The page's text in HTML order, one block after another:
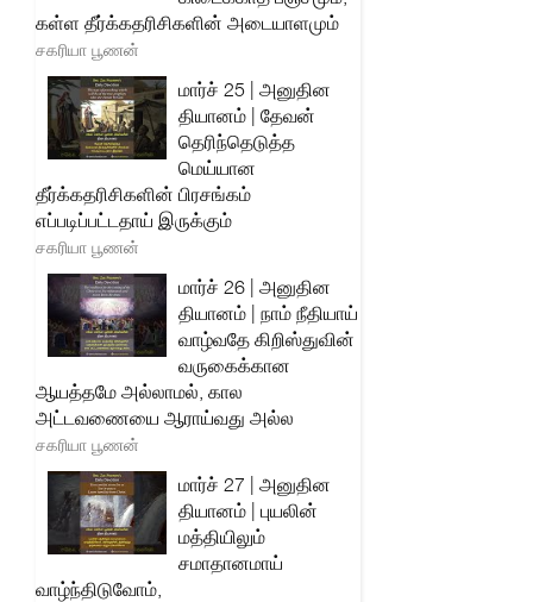
கள்ள தீர்க்கதரிசிகளின் அடையாளமும்
சகரியா பூணன்
மார்ச் 25 | அனுதின
தியானம் | தேவன்
தெரிந்தெடுத்த
மெய்யான
தீர்க்கதரிசிகளின் பிரசங்கம்
எப்படிப்பட்டதாய் இருக்கும்
சகரியா பூணன்
மார்ச் 26 | அனுதின
தியானம் | நாம் நீதியாய்
வாழ்வதே கிறிஸ்துவின்
வருகைக்கான
ஆயத்தமே அல்லாமல், கால
அட்டவணையை ஆராய்வது அல்ல
சகரியா பூணன்
மார்ச் 27 | அனுதின
தியானம் | புயலின்
மத்தியிலும்
சமாதானமாய்
வாழ்ந்திடுவோம்,